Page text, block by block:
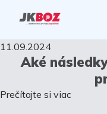
11.09.2024
Aké
Prečítajte si viac